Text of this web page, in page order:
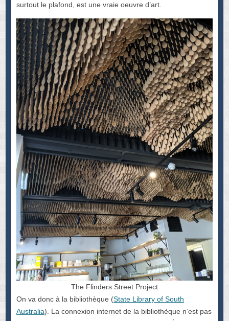
surtout le plafond, est une vraie oeuvre d’art.
The Flinders Street Project
On va donc à la bibliothèque (State Library of South
Australia). La connexion internet de la bibliothèque n’est pas